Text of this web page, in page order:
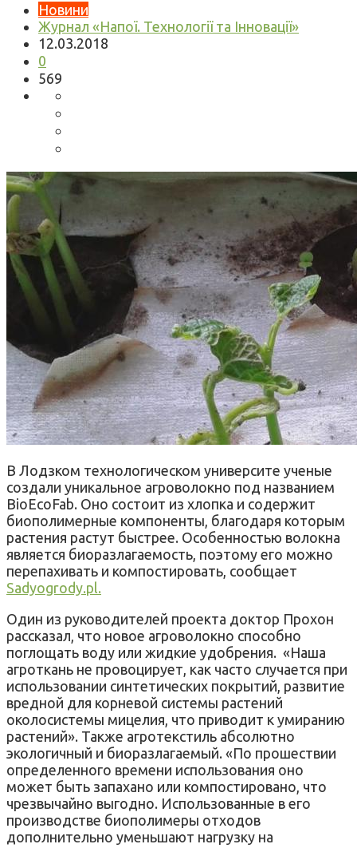
Новини
Журнал «Напої. Технології та Інновації»
12.03.2018
0
569
В Лодзком технологическом университе ученые
создали уникальное агроволокно под названием
BioEcoFab. Оно состоит из хлопка и содержит
биополимерные компоненты, благодаря которым
растения растут быстрее. Особенностью волокна
является биоразлагаемость, поэтому его можно
перепахивать и компостировать, сообщает
Sadyogrody.pl.
Один из руководителей проекта доктор Прохон
рассказал, что новое агроволокно способно
поглощать воду или жидкие удобрения. «Наша
агроткань не провоцирует, как часто случается при
использовании синтетических покрытий, развитие
вредной для корневой системы растений
околосистемы мицелия, что приводит к умиранию
растений». Также агротекстиль абсолютно
экологичный и биоразлагаемый. «По прошествии
определенного времени использования оно
может быть запахано или компостировано, что
чрезвычайно выгодно. Использованные в его
производстве биополимеры отходов
дополнительно уменьшают нагрузку на